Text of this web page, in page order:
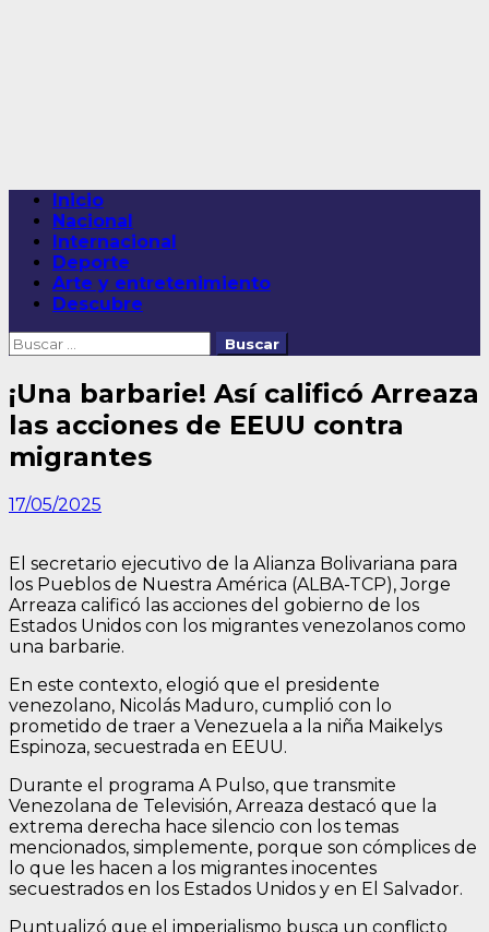
Menú
principal
Inicio
Nacional
Internacional
Deporte
Arte y entretenimiento
Descubre
Buscar:
¡Una barbarie! Así calificó Arreaza
las acciones de EEUU contra
migrantes
17/05/2025
El secretario ejecutivo de la Alianza Bolivariana para
los Pueblos de Nuestra América (ALBA-TCP), Jorge
Arreaza calificó las acciones del gobierno de los
Estados Unidos con los migrantes venezolanos como
una barbarie.
En este contexto, elogió que el presidente
venezolano, Nicolás Maduro, cumplió con lo
prometido de traer a Venezuela a la niña Maikelys
Espinoza, secuestrada en EEUU.
Durante el programa A Pulso, que transmite
Venezolana de Televisión, Arreaza destacó que la
extrema derecha hace silencio con los temas
mencionados, simplemente, porque son cómplices de
lo que les hacen a los migrantes inocentes
secuestrados en los Estados Unidos y en El Salvador.
Puntualizó que el imperialismo busca un conflicto